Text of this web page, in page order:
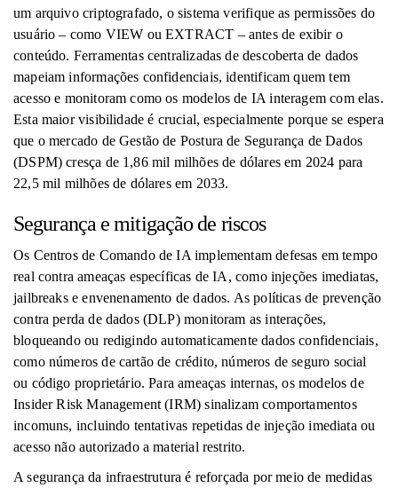
um arquivo criptografado, o sistema verifique as permissões do
usuário – como VIEW ou EXTRACT – antes de exibir o
conteúdo. Ferramentas centralizadas de descoberta de dados
mapeiam informações confidenciais, identificam quem tem
acesso e monitoram como os modelos de IA interagem com elas.
Esta maior visibilidade é crucial, especialmente porque se espera
que o mercado de Gestão de Postura de Segurança de Dados
(DSPM) cresça de 1,86 mil milhões de dólares em 2024 para
22,5 mil milhões de dólares em 2033.
Segurança e mitigação de riscos
Os Centros de Comando de IA implementam defesas em tempo
real contra ameaças específicas de IA, como injeções imediatas,
jailbreaks e envenenamento de dados. As políticas de prevenção
contra perda de dados (DLP) monitoram as interações,
bloqueando ou redigindo automaticamente dados confidenciais,
como números de cartão de crédito, números de seguro social
ou código proprietário. Para ameaças internas, os modelos de
Insider Risk Management (IRM) sinalizam comportamentos
incomuns, incluindo tentativas repetidas de injeção imediata ou
acesso não autorizado a material restrito.
A segurança da infraestrutura é reforçada por meio de medidas